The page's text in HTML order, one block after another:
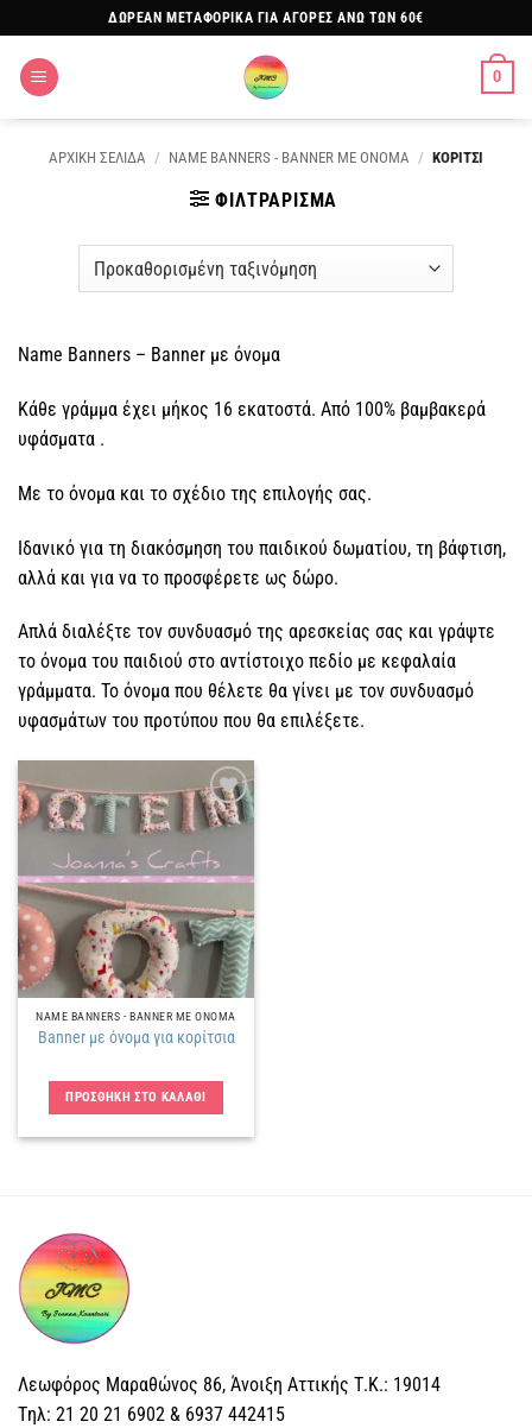
στο
περιεχόμενο
ΔΩΡΕΑΝ ΜΕΤΑΦΟΡΙΚΑ ΓΙΑ ΑΓΟΡΕΣ ΑΝΩ ΤΩΝ 60€
0
ΑΡΧΙΚΗ ΣΕΛΙΔΑ / NAME BANNERS - BANNER ΜΕ ΟΝΟΜΑ / ΚΟΡΙΤΣΙ
ΦΙΛΤΡΑΡΙΣΜΑ
Name Banners – Banner με όνομα
Κάθε γράμμα έχει μήκος 16 εκατοστά. Από 100% βαμβακερά
υφάσματα .
Με το όνομα και το σχέδιο της επιλογής σας.
Ιδανικό για τη διακόσμηση του παιδικού δωματίου, τη βάφτιση,
αλλά και για να το προσφέρετε ως δώρο.
Απλά διαλέξτε τον συνδυασμό της αρεσκείας σας και γράψτε
το όνομα του παιδιού στο αντίστοιχο πεδίο με κεφαλαία
γράμματα. Το όνομα που θέλετε θα γίνει με τον συνδυασμό
υφασμάτων του προτύπου που θα επιλέξετε.
Πρόσθήκη
λίστα
επιθυμιών
NAME BANNERS - BANNER ΜΕ ΟΝΟΜΑ
Banner με όνομα για κορίτσια
ΠΡΟΣΘΗΚΗ ΣΤΟ ΚΑΛΑΘΙ
Λεωφόρος Μαραθώνος 86, Άνοιξη Αττικής Τ.Κ.: 19014
Tηλ: 21 20 21 6902 & 6937 442415